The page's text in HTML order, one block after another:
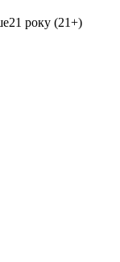
21 року (21+)